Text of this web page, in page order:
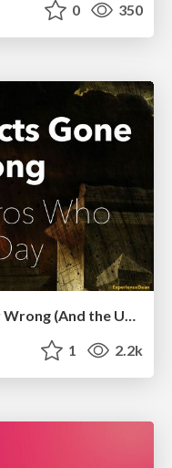
0 350
Digital Projects Gone Horribly Wrong (And the UX Pros Who Still Save the Day) - Dean Schuster
1 2.2k